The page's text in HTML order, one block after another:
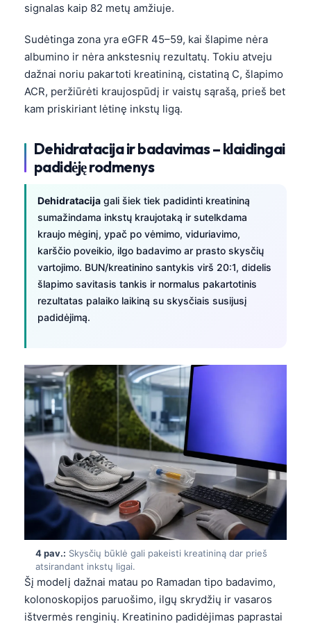
signalas kaip 82 metų amžiuje.
Sudėtinga zona yra eGFR 45–59, kai šlapime nėra
albumino ir nėra ankstesnių rezultatų. Tokiu atveju
dažnai noriu pakartoti kreatininą, cistatiną C, šlapimo
ACR, peržiūrėti kraujospūdį ir vaistų sąrašą, prieš bet
kam priskiriant lėtinę inkstų ligą.
Dehidratacija ir badavimas – klaidingai
padidėję rodmenys
Dehidratacija gali šiek tiek padidinti kreatininą
sumažindama inkstų kraujotaką ir sutelkdama
kraujo mėginį, ypač po vėmimo, viduriavimo,
karščio poveikio, ilgo badavimo ar prasto skysčių
vartojimo. BUN/kreatinino santykis virš 20:1, didelis
šlapimo savitasis tankis ir normalus pakartotinis
rezultatas palaiko laikiną su skysčiais susijusį
padidėjimą.
4 pav.: Skysčių būklė gali pakeisti kreatininą dar prieš
atsirandant inkstų ligai.
Šį modelį dažnai matau po Ramadan tipo badavimo,
kolonoskopijos paruošimo, ilgų skrydžių ir vasaros
ištvermės renginių. Kreatinino padidėjimas paprastai